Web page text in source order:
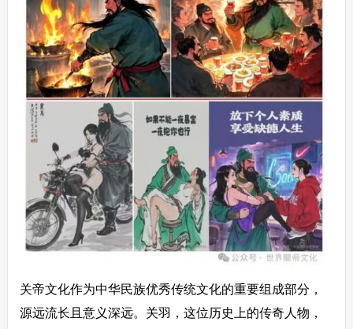
关帝文化作为中华民族优秀传统文化的重要组成部分，
源远流长且意义深远。关羽，这位历史上的传奇人物，